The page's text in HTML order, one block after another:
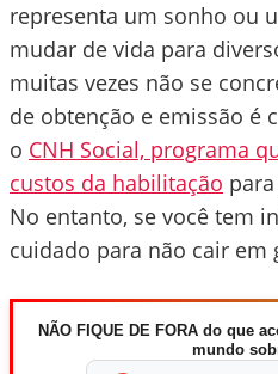
representa um sonho ou
mudar de vida para
muitas vezes não se
de obtenção e emissão é
o CNH Social, programa
custos da habilitação
No entanto, se você tem
cuidado para não cair em
NÃO FIQUE DE FORA do que
mundo